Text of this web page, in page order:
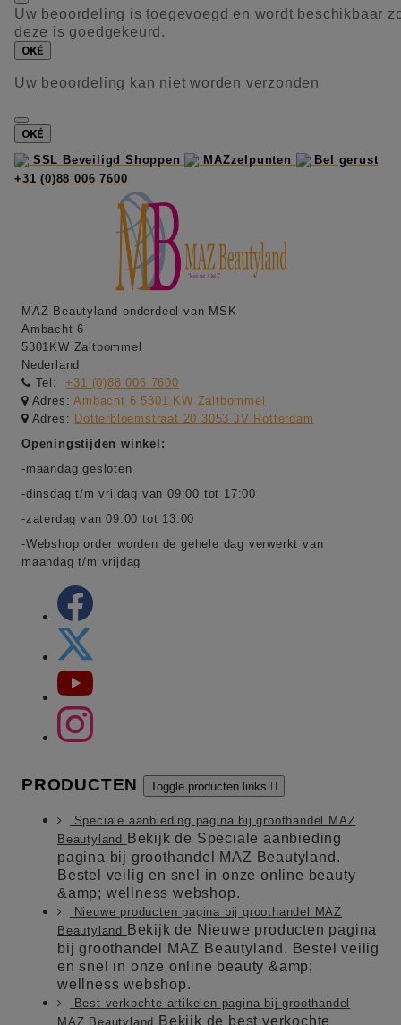
Uw beoordeling is toegevoegd en wordt beschikbaar
deze is goedgekeurd.
OKÉ
Uw beoordeling kan niet worden verzonden
OKÉ
SSL Beveiligd Shoppen
MAZzelpunten
Bel gerust
+31 (0)88 006 7600
MAZ Beautyland onderdeel van MSK
Ambacht 6
5301KW Zaltbommel
Nederland
Tel:
+31 (0)88 006 7600
Adres:Ambacht 6 5301 KW Zaltbommel
Adres: Dotterbloemstraat 20 3053 JV Rotterdam
Openingstijden winkel:
-maandag gesloten
-dinsdag t/m vrijdag van 09:00 tot 17:00
-zaterdag van 09:00 tot 13:00
-Webshop order worden de gehele dag verwerkt van
maandag t/m vrijdag
PRODUCTEN Toggle producten links 
Speciale aanbieding pagina bij groothandel MAZ
Beautyland
Bekijk de Speciale aanbieding
pagina bij groothandel MAZ Beautyland.
Bestel veilig en snel in onze online beauty
&amp; wellness webshop.
Nieuwe producten pagina bij groothandel MAZ
Beautyland
Bekijk de Nieuwe producten pagina
bij groothandel MAZ Beautyland. Bestel veilig
en snel in onze online beauty &amp;
wellness webshop.
Best verkochte artikelen pagina bij groothandel
MAZ Beautyland
Bekijk de best verkochte